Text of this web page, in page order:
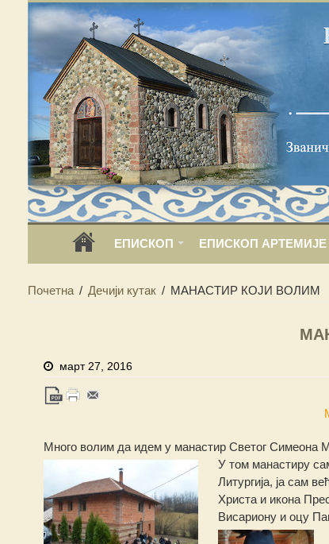
ЕПИСКОП ЕПИСКОП АРТЕМИЈЕ
Почетна / Дечији кутак / МАНАСТИР КОЈИ ВОЛИМ
март 27, 2016
Много волим да идем у манастир Светог Симеона
У том манастиру
Литургија, ја сам
Христа и икона
Висариону и оцу